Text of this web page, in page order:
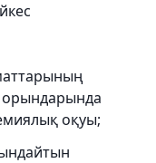
орындарында
оқуы;